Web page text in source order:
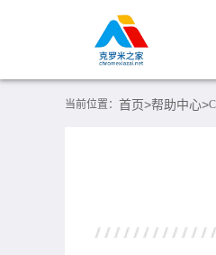
当前位置： 首页>帮助中心>